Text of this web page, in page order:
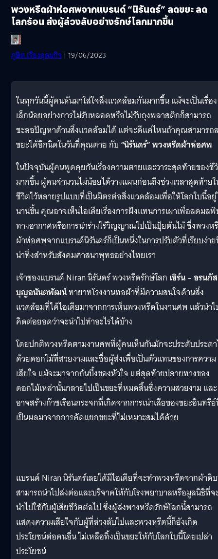
พวงหรีดผ้าห่อศพจากแบรนด์ “นิรันดร์” ลดขยะ ลด
โลกร้อน ส่งผู้ล่วงลับอย่างรักษ์โลกมากขึ้น
ภูษิต เรืองอุดมกิจ | 19/06/2023
ในทุกวันนี้ผู้คนหันมาใส่ใจสิ่งแวดล้อมกันมากขึ้น แม้จะเป็นเรื่อง
เล็กน้อยอย่างการไม่รับหลอดหรือไม่รับถุงพลาสติกก็สามารถ
ชะลอปัญหาด้านสิ่งแวดล้อมได้ แต่จะดีแค่ไหนถ้าคุณสามารถ
ขยะได้อีกนิดในวันที่คุณตาย กับ “นิรันดร์” พวงหรีดผ้าห่อศพ
ในปัจจุบันผู้คนพูดคุยกันเรื่องความตายและวาระสุดท้ายของชี
มากขึ้น ผู้คนจำนวนไม่น้อยได้วางแผนก่อนถึงช่วงเวลาสุดท้าย
ชีวิตไว้หลายรูปแบบที่เป็นมิตรต่อสิ่งแวดล้อมเพื่อให้โลกใบนี้อ
นานขึ้น คุณอาจเห็นไอเดียเรื่องการฝังแทนการเผาเพื่อลดมล
ทางอากาศหรือการนำร่างไร้วิญญาณไปเป็นปุ๋ยต้นไม้ ซึ่งพวงห
ผ้าห่อศพจากแบรนด์นิรันดร์ก็เป็นหนึ่งในการปรับตัวที่เรียบง่า
น่าทึ่งสำหรับสังคมศาสนาพุทธอย่างไทยเรา
เจ้าของแบรนด์ Niran นิรันดร์ พวงหรีดรักษ์โลก เอิร์น – อรนภัส
บุญอนันตพัฒน์ทายาทโรงงานทอผ้าที่มีความสนใจด้านสิ่ง
แวดล้อมที่ได้ไอเดียมาจากการเห็นพวงหรีดในงานศพ แล้วนำ
คิดต่อยอดว่าจะนำไปทำอะไรได้บ้าง
โดยปกติพวงหรีดตามงานศพที่ผู้คนเห็นกันมักจะประดับประด
ด้วยดอกไม้ที่สวยงามและชื่อผู้ส่งเพื่อเป็นตัวแทนของการความ
เสียใจ แม้จะมาจากก้นบึ้งของหัวใจ แต่สุดท้ายปลายทางของ
ดอกไม้เหล่านั้นกลายไปเป็นขยะที่หมดสิ้นซึ่งความสวยงาม และ
อาจสร้างก๊าซเรือนกระจกที่เกิดจากการเน่าเสียของขยะอินทรี
เป็นผลมาจากการคัดแยกขยะที่ไม่เหมาะสมได้ด้วย
แบรนด์ Niran นิรันดร์เลยได้มีไอเดียที่จะทำพวงหรีดจากผ้าดิ
สามารถนำไปส่งต่อและบริจาคให้กับโรงพยาบาลหรือมูลนิธิที่จ
นำไปใช้กับผู้เสียชีวิตต่อไป ซึ่งผู้ส่งพวงหรีดรักษ์โลกนี้สามารถ
แสดงความเสียใจกับผู้ที่ล่วงลับไปและพวงหรีดนี้ก็ยังเกิด
ประโยชน์ต่อคนอื่น ไม่เหลือทิ้งเป็นขยะให้กับโลกใบนี้โดยเปล่า
ประโยชน์